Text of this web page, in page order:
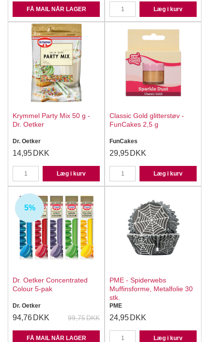
FÅ MAIL NÅR LAGER Læg i kurv
Krymmel Party Mix 50 g -
Dr. Oetker
Dr. Oetker
14,95 DKK
Læg i kurv
Classic Gold glitterstøv -
FunCakes 2,5 g
FunCakes
29,95 DKK
Læg i kurv
UDSOLGT
5%
Dr. Oetker Concentrated
Colour 5-pak
Dr. Oetker
99,75DKK
94,76 DKK
FÅ MAIL NÅR LAGER
PME - Spiderwebs
Muffinsforme, Metalfolie 30
stk.
PME
24,95 DKK
Læg i kurv